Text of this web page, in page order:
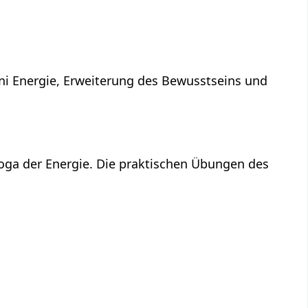
Energie, Erweiterung des Bewusstseins und
der Energie. Die praktischen Übungen des